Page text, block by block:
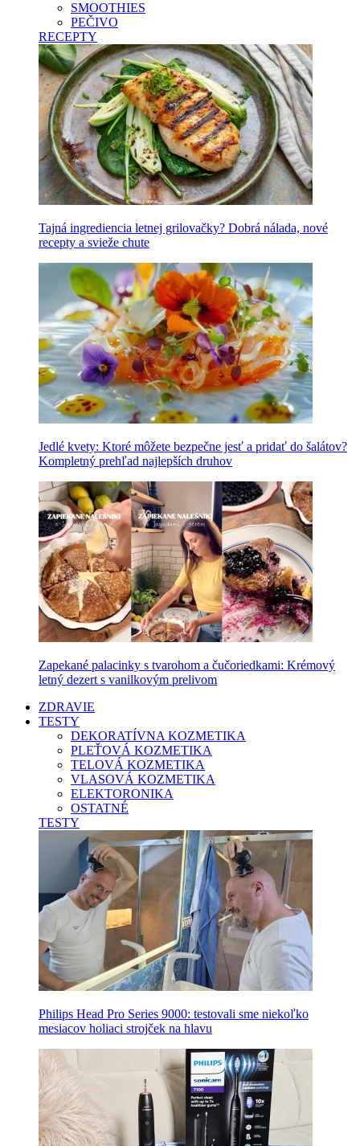
SMOOTHIES
PEČIVO
RECEPTY
Tajná ingrediencia letnej grilovačky? Dobrá nálada, nové
recepty a svieže chute
Jedlé kvety: Ktoré môžete bezpečne jesť a pridať do šalátov?
Kompletný prehľad najlepších druhov
Zapekané palacinky s tvarohom a čučoriedkami: Krémový
letný dezert s vanilkovým prelivom
ZDRAVIE
TESTY
DEKORATÍVNA KOZMETIKA
PLEŤOVÁ KOZMETIKA
TELOVÁ KOZMETIKA
VLASOVÁ KOZMETIKA
ELEKTORONIKA
OSTATNÉ
TESTY
Philips Head Pro Series 9000: testovali sme niekoľko
mesiacov holiaci strojček na hlavu